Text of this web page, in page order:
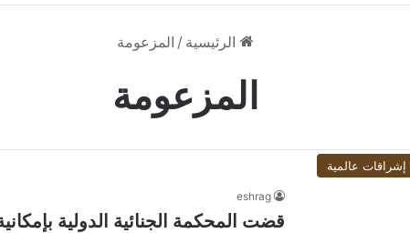
الرئيسية / المزعومة
المزعومة
إشراقات عالمية
eshrag
قضت المحكمة الجنائية الدولية